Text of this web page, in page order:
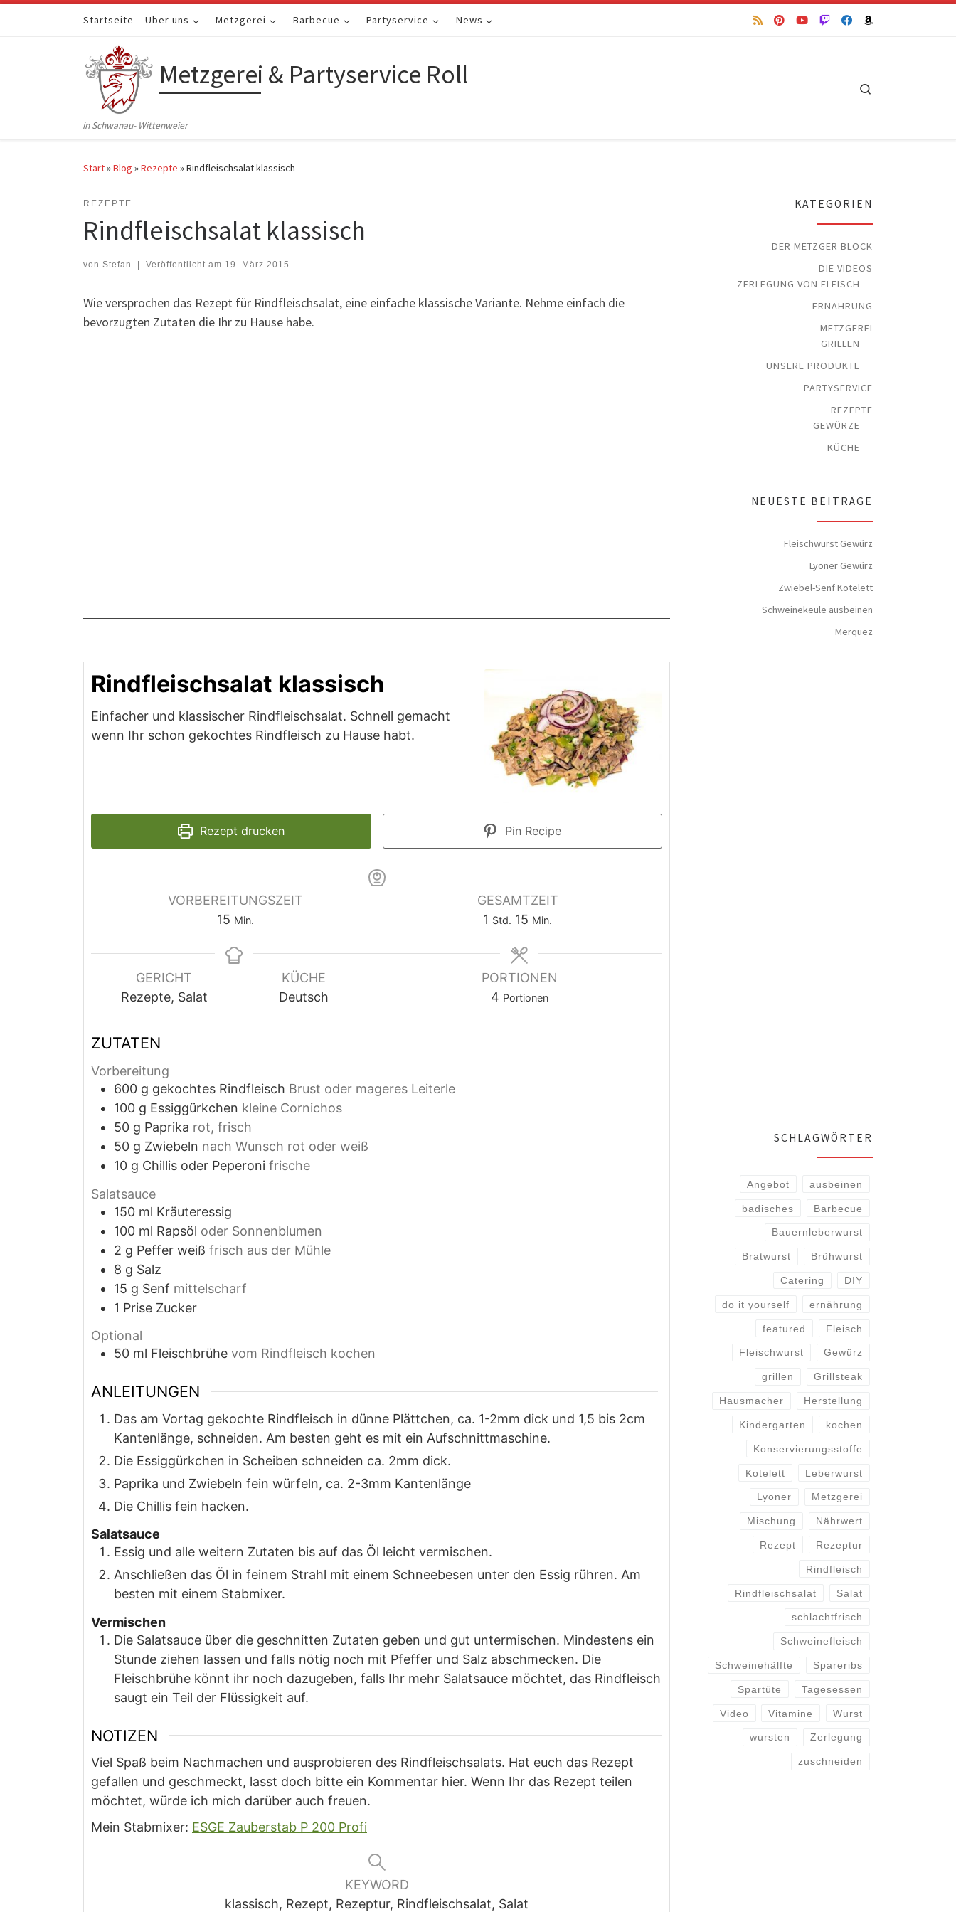
Zum Inhalt springenStartseite Über uns Metzgerei Barbecue Partyservice News
Metzgerei & Partyservice Roll
in Schwanau- Wittenweier
Start»Blog »Rezepte »Rindfleischsalat klassisch
REZEPTE
Rindfleischsalat klassisch
von Stefan Veröffentlicht am 19. März 2015
Wie versprochen das Rezept für Rindfleischsalat, eine einfache klassische Variante. Nehme einfach die
bevorzugten Zutaten die Ihr zu Hause habe.
Rindfleischsalat klassisch
Einfacher und klassischer Rindfleischsalat. Schnell gemacht
wenn Ihr schon gekochtes Rindfleisch zu Hause habt.
Rezept drucken Pin Recipe
VORBEREITUNGSZEIT
15 Minuten
Min.
GESAMTZEIT
1 Stunde
Std. 15 Minuten
Min.
GERICHT
Rezepte, Salat
KÜCHE
Deutsch
PORTIONEN
4 Portionen
ZUTATEN
Vorbereitung
600 g gekochtes Rindfleisch Brust oder mageres Leiterle
100 g Essiggürkchen kleine Cornichos
50 g Paprika rot, frisch
50 g Zwiebeln nach Wunsch rot oder weiß
10 g Chillis oder Peperoni frische
Salatsauce
150 ml Kräuteressig
100 ml Rapsöl oder Sonnenblumen
2 g Peffer weiß frisch aus der Mühle
8 g Salz
15 g Senf mittelscharf
1 Prise Zucker
Optional
50 ml Fleischbrühe vom Rindfleisch kochen
ANLEITUNGEN
Das am Vortag gekochte Rindfleisch in dünne Plättchen, ca. 1-2mm dick und 1,5 bis 2cm
Kantenlänge, schneiden. Am besten geht es mit ein Aufschnittmaschine.
Die Essiggürkchen in Scheiben schneiden ca. 2mm dick.
Paprika und Zwiebeln fein würfeln, ca. 2-3mm Kantenlänge
Die Chillis fein hacken.
Salatsauce
Essig und alle weitern Zutaten bis auf das Öl leicht vermischen.
Anschließen das Öl in feinem Strahl mit einem Schneebesen unter den Essig rühren. Am
besten mit einem Stabmixer.
Vermischen
Die Salatsauce über die geschnitten Zutaten geben und gut untermischen. Mindestens ein
Stunde ziehen lassen und falls nötig noch mit Pfeffer und Salz abschmecken. Die
Fleischbrühe könnt ihr noch dazugeben, falls Ihr mehr Salatsauce möchtet, das Rindfleisch
saugt ein Teil der Flüssigkeit auf.
NOTIZEN
Viel Spaß beim Nachmachen und ausprobieren des Rindfleischsalats. Hat euch das Rezept
gefallen und geschmeckt, lasst doch bitte ein Kommentar hier. Wenn Ihr das Rezept teilen
möchtet, würde ich mich darüber auch freuen.
Mein Stabmixer: ESGE Zauberstab P 200 Profi
KEYWORD
klassisch, Rezept, Rezeptur, Rindfleischsalat, Salat
KATEGORIEN
DER METZGER BLOCK
DIE VIDEOS
ZERLEGUNG VON FLEISCH
ERNÄHRUNG
METZGEREI
GRILLEN
UNSERE PRODUKTE
PARTYSERVICE
REZEPTE
GEWÜRZE
KÜCHE
NEUESTE BEITRÄGE
Fleischwurst Gewürz
Lyoner Gewürz
Zwiebel-Senf Kotelett
Schweinekeule ausbeinen
Merquez
SCHLAGWÖRTER
Angebot ausbeinen
badisches Barbecue
Bauernleberwurst
Bratwurst Brühwurst
Catering DIY
do it yourself ernährung
featured Fleisch
Fleischwurst Gewürz
grillen Grillsteak
Hausmacher Herstellung
Kindergarten kochen
Konservierungsstoffe
Kotelett Leberwurst
Lyoner Metzgerei
Mischung Nährwert
Rezept Rezeptur
Rindfleisch
Rindfleischsalat Salat
schlachtfrisch
Schweinefleisch
Schweinehälfte Spareribs
Spartüte Tagesessen
Video Vitamine Wurst
wursten Zerlegung
zuschneiden